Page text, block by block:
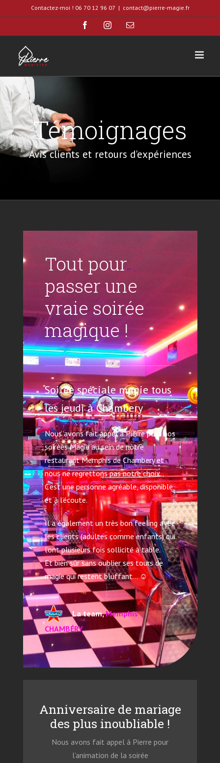
to
Contactez-moi ! 06 70 12 96 07 | contact@pierre-magie.fr
FacebookInstagramEmail
Témoignages
Avis clients et retours d'expériences
Tout pour
passer une
vraie soirée
magique !
Soirée spéciale magie tous
les jeudi à Chambery
Nous avons fait appel à Pierre pour nos
soirées Magie au sein de notre
restaurant Memphis de Chambery et
nous ne regrettons pas notre choix.
C’est une personne agréable, disponible
et à l’écoute.
Il a également un très bon feeling avec
les clients (adultes comme enfants) qui
l’ont plusieurs fois sollicité à table.
Et bien sûr sans oublier ses tours de
magie qui restent bluffant… ☺️
La team,Memphis
CHAMBÉRY
Anniversaire de mariage
des plus inoubliable !
Nous avons fait appel à Pierre pour
l’animation de la soirée